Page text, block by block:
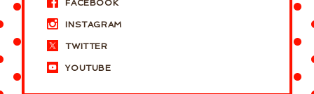
FACEBOOK
INSTAGRAM
TWITTER
YOUTUBE